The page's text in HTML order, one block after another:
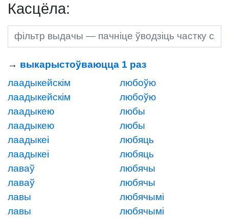
Касцёла:
→ выкарыстоўваюцца 1 раз
лаадыкейскім
лаадыкейскім
лаадыкею
лаадыкею
лаадыкеі
лаадыкеі
лаваў
лаваў
лавы
лавы
любоўю
любоўю
любы
любы
любяць
любяць
любячы
любячы
любячымі
любячымі